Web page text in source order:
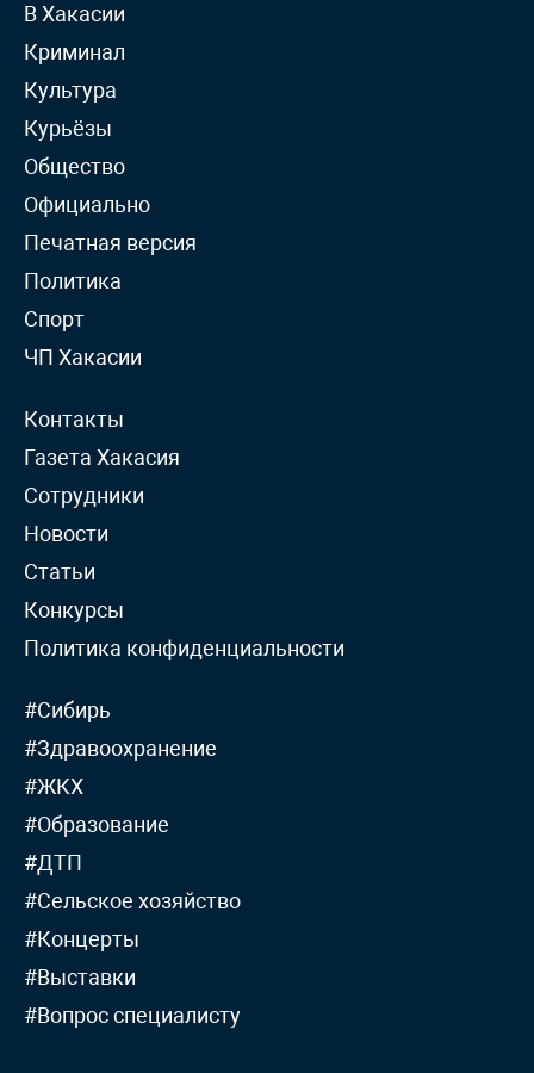
В Хакасии
Криминал
Культура
Курьёзы
Общество
Официально
Печатная версия
Политика
Спорт
ЧП Хакасии
Контакты
Газета Хакасия
Сотрудники
Новости
Статьи
Конкурсы
Политика конфиденциальности
#Сибирь
#Здравоохранение
#ЖКХ
#Образование
#ДТП
#Сельское хозяйство
#Концерты
#Выставки
#Вопрос специалисту